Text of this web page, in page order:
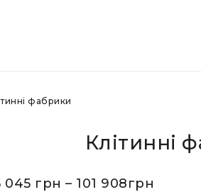
фабрики
Клітинні
045 грн – 101 908грн